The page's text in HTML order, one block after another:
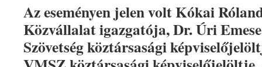
Az eseményen jelen volt Kókai
Közvállalat igazgatója, Dr. Úri
Szövetség köztársasági